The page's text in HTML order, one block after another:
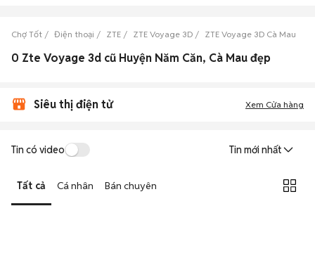
Chợ Tốt Điện thoại ZTE ZTE Voyage 3D ZTE Voyage 3D Cà Mau
0 Zte Voyage 3d cũ Huyện Năm Căn, Cà Mau đẹp
Siêu thị điện tử Xem Cửa hàng
Tin có video Tin mới nhất
Tất cả Cá nhân Bán chuyên